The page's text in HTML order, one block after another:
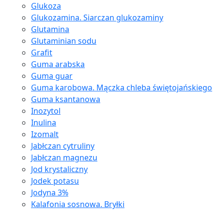
Glukoza
Glukozamina. Siarczan glukozaminy
Glutamina
Glutaminian sodu
Grafit
Guma arabska
Guma guar
Guma karobowa. Mączka chleba świętojańskiego
Guma ksantanowa
Inozytol
Inulina
Izomalt
Jabłczan cytruliny
Jabłczan magnezu
Jod krystaliczny
Jodek potasu
Jodyna 3%
Kalafonia sosnowa. Bryłki